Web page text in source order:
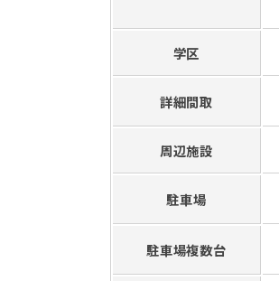
学区
詳細間取
周辺施設
駐車場
駐車場複数台